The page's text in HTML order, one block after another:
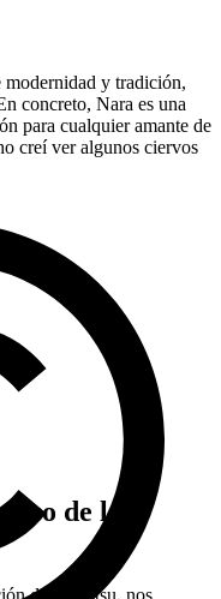
modernidad y tradición,
concreto, Nara es una
para cualquier amante de
creí ver algunos ciervos
de los
de Kintetsu, nos